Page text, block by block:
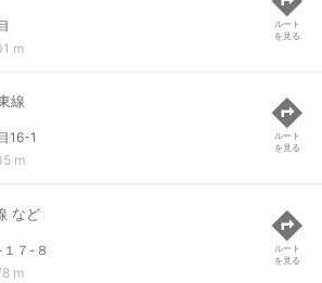
m
ルート
を見る
線
16-1
m
ルート
を見る
など
７-８
m
ルート
を見る